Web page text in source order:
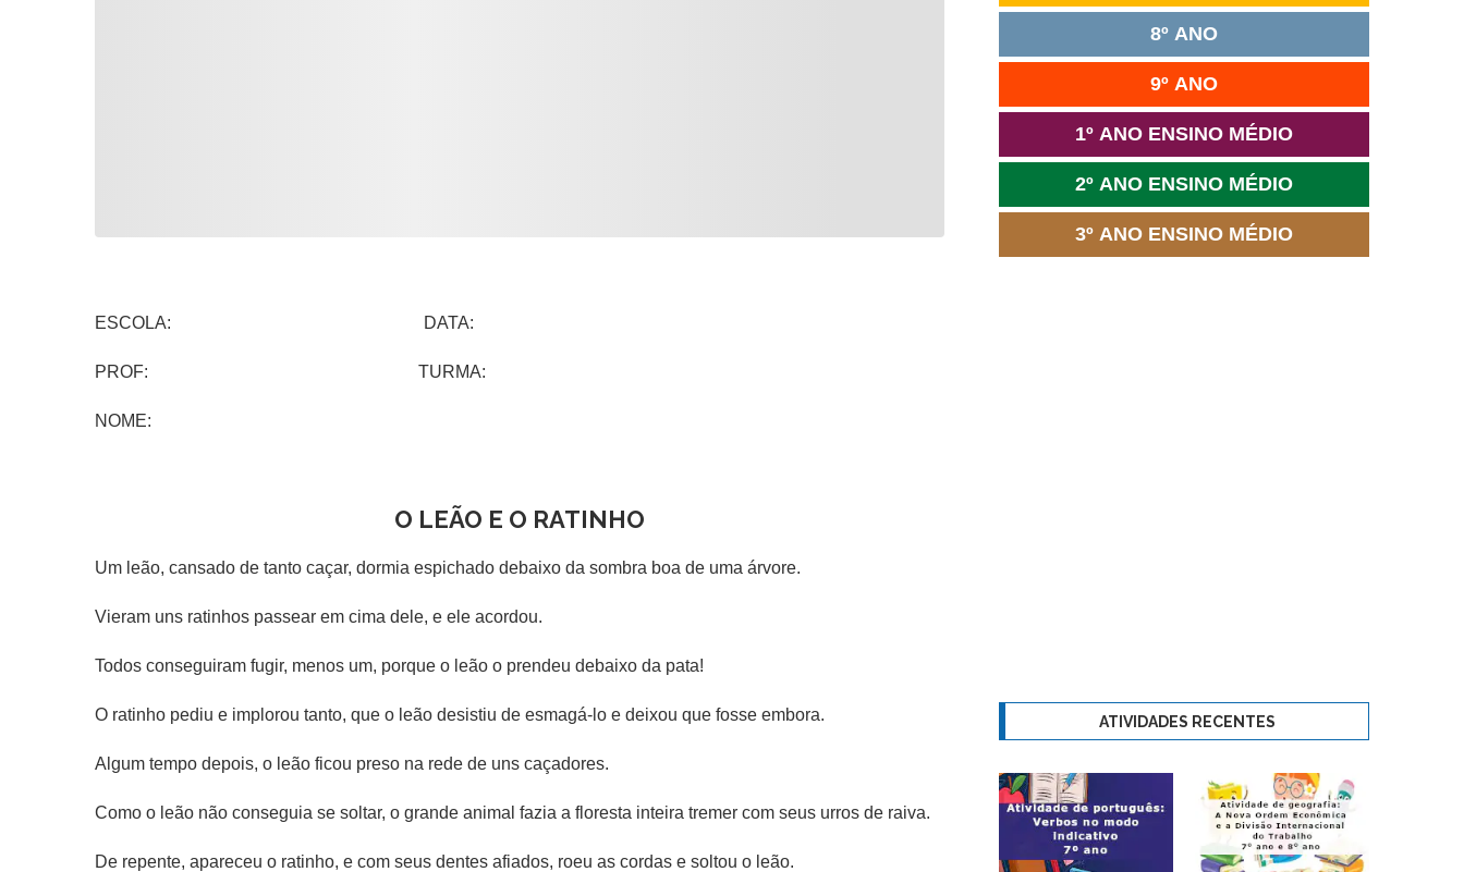
ESCOLA: DATA:
PROF: TURMA:
NOME:
O LEÃO E O RATINHO
Um leão, cansado de tanto caçar, dormia espichado debaixo da sombra boa de uma árvore.
Vieram uns ratinhos passear em cima dele, e ele acordou.
Todos conseguiram fugir, menos um, porque o leão o prendeu debaixo da pata!
O ratinho pediu e implorou tanto, que o leão desistiu de esmagá-lo e deixou que fosse embora.
Algum tempo depois, o leão ficou preso na rede de uns caçadores.
Como o leão não conseguia se soltar, o grande animal fazia a floresta inteira tremer com seus urros de raiva.
De repente, apareceu o ratinho, e com seus dentes afiados, roeu as cordas e soltou o leão.
8º ANO
9º ANO
1º ANO ENSINO MÉDIO
2º ANO ENSINO MÉDIO
3º ANO ENSINO MÉDIO
ATIVIDADES RECENTES